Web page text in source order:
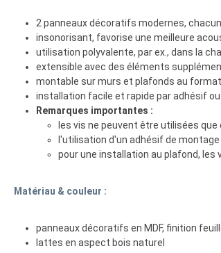
2 panneaux décoratifs modernes,
insonorisant, favorise une meilleure
utilisation polyvalente, par ex., dans la
extensible avec des éléments
montable sur murs et plafonds au
installation facile et rapide par adhésif ou
Remarques importantes :
les vis ne peuvent être utilisées que
l'utilisation d'un adhésif de
pour une installation au plafond, les
Matériau & couleur :
panneaux décoratifs en MDF, finition
lattes en aspect bois naturel